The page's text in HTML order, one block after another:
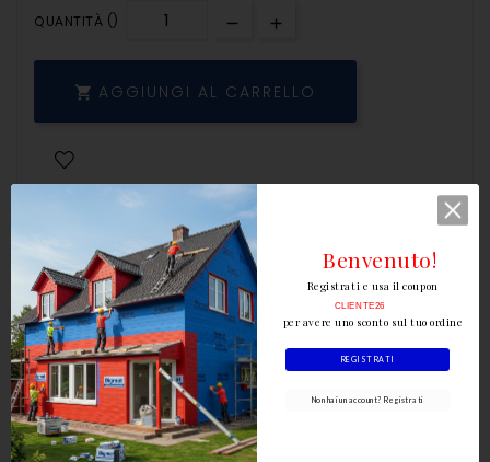
QUANTITÀ ()
 AGGIUNGI AL CARRELLO
Scrivi la tua recensione REGISTRATI
Non hai un account? Registrati
Registrati e usa il coupon
per avere uno sconto sul tuo ordine
CLIENTE26
Benvenuto!